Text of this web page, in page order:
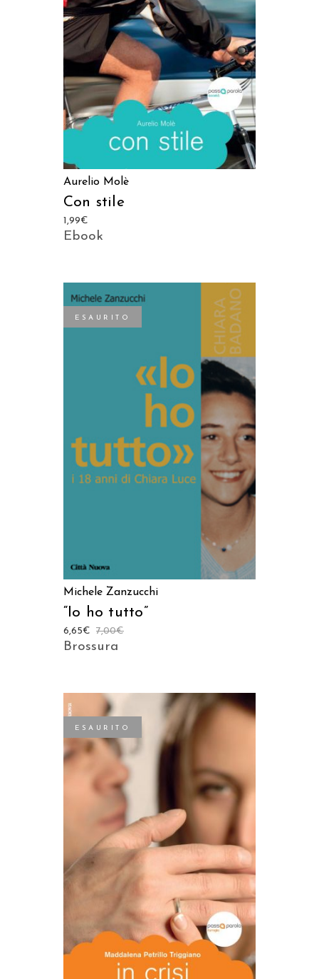
LEGGI TUTTO
Aurelio Molè
Con stile
1,99€
Ebook
ESAURITO
LEGGI TUTTO
Michele Zanzucchi
“Io ho tutto”
7,00€
6,65€
Brossura
ESAURITO
LEGGI TUTTO